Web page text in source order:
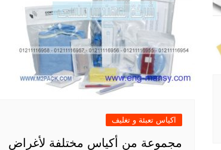
اكياس تعبئة و تغليف
مجموعة من أكياس مختلفة لأغراض